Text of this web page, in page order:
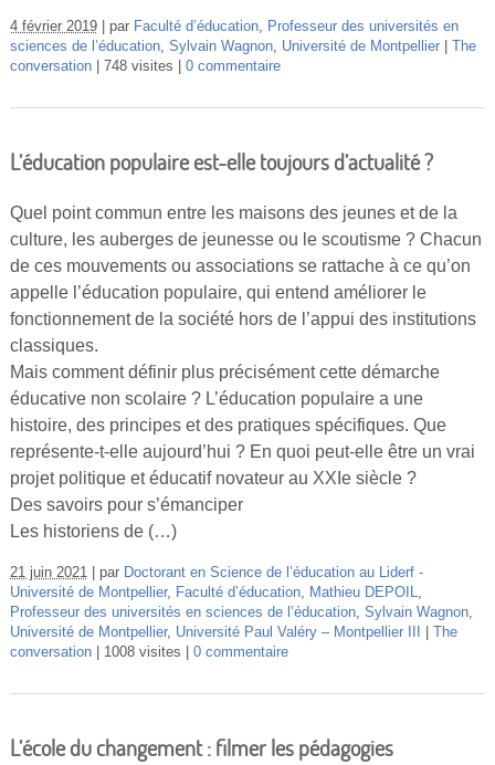
4 février 2019 par Faculté d’éducation, Professeur des universités en
sciences de l’éducation, Sylvain Wagnon, Université de Montpellier
The
conversation
748 visites 0 commentaire
L’éducation populaire est-elle toujours d’actualité ?
Quel point commun entre les maisons des jeunes et de la
culture, les auberges de jeunesse ou le scoutisme ? Chacun
de ces mouvements ou associations se rattache à ce qu’on
appelle l’éducation populaire, qui entend améliorer le
fonctionnement de la société hors de l’appui des institutions
classiques.
Mais comment définir plus précisément cette démarche
éducative non scolaire ? L’éducation populaire a une
histoire, des principes et des pratiques spécifiques. Que
représente-t-elle aujourd’hui ? En quoi peut-elle être un vrai
projet politique et éducatif novateur au XXIe siècle ?
Des savoirs pour s’émanciper
Les historiens de (…)
21 juin 2021 par Doctorant en Science de l’éducation au Liderf -
Université de Montpellier, Faculté d’éducation, Mathieu DEPOIL,
Professeur des universités en sciences de l’éducation, Sylvain Wagnon,
Université de Montpellier, Université Paul Valéry – Montpellier III
The
conversation
1008 visites 0 commentaire
L’école du changement : filmer les pédagogies